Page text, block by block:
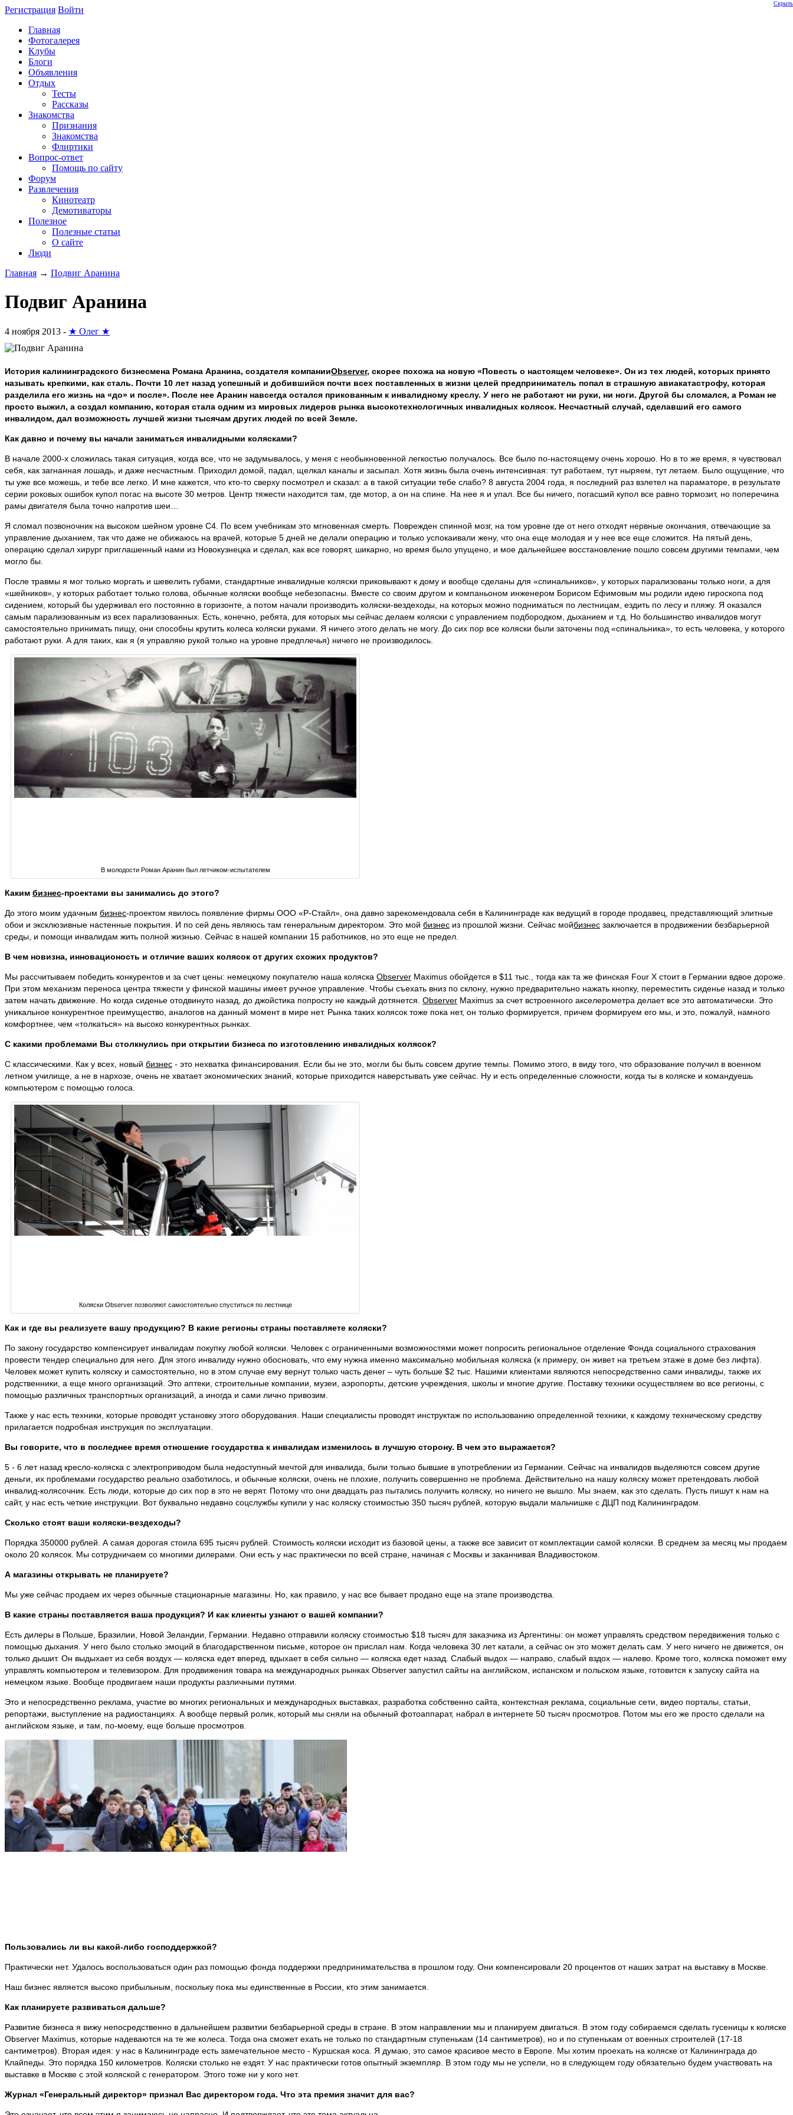
Регистрация Войти
Главная
Фотогалерея
Клубы
Блоги
Объявления
Отдых
Тесты
Рассказы
Знакомства
Признания
Знакомства
Флиртики
Вопрос-ответ
Помощь по сайту
Форум
Развлечения
Кинотеатр
Демотиваторы
Полезное
Полезные статьи
О сайте
Люди
Главная → Подвиг Аранина
Подвиг Аранина
4 ноября 2013 - ★ Олег ★
История калининградского бизнесмена Романа Аранина, создателя компанииObserver, скорее похожа на новую «Повесть о настоящем человеке». Он из тех людей, которых принято
называть крепкими, как сталь. Почти 10 лет назад успешный и добившийся почти всех поставленных в жизни целей предприниматель попал в страшную авиакатастрофу, которая
разделила его жизнь на «до» и после». После нее Аранин навсегда остался прикованным к инвалидному креслу. У него не работают ни руки, ни ноги. Другой бы сломался, а Роман не
просто выжил, а создал компанию, которая стала одним из мировых лидеров рынка высокотехнологичных инвалидных колясок. Несчастный случай, сделавший его самого
инвалидом, дал возможность лучшей жизни тысячам других людей по всей Земле.
Как давно и почему вы начали заниматься инвалидными колясками?
В начале 2000-х сложилась такая ситуация, когда все, что не задумывалось, у меня с необыкновенной легкостью получалось. Все было по-настоящему очень хорошо. Но в то же время, я чувствовал
себя, как загнанная лошадь, и даже несчастным. Приходил домой, падал, щелкал каналы и засыпал. Хотя жизнь была очень интенсивная: тут работаем, тут ныряем, тут летаем. Было ощущение, что
ты уже все можешь, и тебе все легко. И мне кажется, что кто-то сверху посмотрел и сказал: а в такой ситуации тебе слабо? 8 августа 2004 года, я последний раз взлетел на параматоре, в результате
серии роковых ошибок купол погас на высоте 30 метров. Центр тяжести находится там, где мотор, а он на спине. На нее я и упал. Все бы ничего, погасший купол все равно тормозит, но поперечина
рамы двигателя была точно напротив шеи…
Я сломал позвоночник на высоком шейном уровне C4. По всем учебникам это мгновенная смерть. Поврежден спинной мозг, на том уровне где от него отходят нервные окончания, отвечающие за
управление дыханием, так что даже не обижаюсь на врачей, которые 5 дней не делали операцию и только успокаивали жену, что она еще молодая и у нее все еще сложится. На пятый день,
операцию сделал хирург приглашенный нами из Новокузнецка и сделал, как все говорят, шикарно, но время было упущено, и мое дальнейшее восстановление пошло совсем другими темпами, чем
могло бы.
После травмы я мог только моргать и шевелить губами, стандартные инвалидные коляски приковывают к дому и вообще сделаны для «спинальников», у которых парализованы только ноги, а для
«шейников», у которых работает только голова, обычные коляски вообще небезопасны. Вместе со своим другом и компаньоном инженером Борисом Ефимовым мы родили идею гироскопа под
сидением, который бы удерживал его постоянно в горизонте, а потом начали производить коляски-вездеходы, на которых можно подниматься по лестницам, ездить по лесу и пляжу. Я оказался
самым парализованным из всех парализованных. Есть, конечно, ребята, для которых мы сейчас делаем коляски с управлением подбородком, дыханием и т.д. Но большинство инвалидов могут
самостоятельно принимать пищу, они способны крутить колеса коляски руками. Я ничего этого делать не могу. До сих пор все коляски были заточены под «спинальника», то есть человека, у которого
работают руки. А для таких, как я (я управляю рукой только на уровне предплечья) ничего не производилось.
В молодости Роман Аранин был летчиком-испытателем
Каким бизнес-проектами вы занимались до этого?
До этого моим удачным бизнес-проектом явилось появление фирмы ООО «Р-Стайл», она давно зарекомендовала себя в Калининграде как ведущий в городе продавец, представляющий элитные
обои и эксклюзивные настенные покрытия. И по сей день являюсь там генеральным директором. Это мой бизнес из прошлой жизни. Сейчас мойбизнес заключается в продвижении безбарьерной
среды, и помощи инвалидам жить полной жизнью. Сейчас в нашей компании 15 работников, но это еще не предел.
В чем новизна, инновационость и отличие ваших колясок от других схожих продуктов?
Мы рассчитываем победить конкурентов и за счет цены: немецкому покупателю наша коляска Observer Maximus обойдется в $11 тыс., тогда как та же финская Four X стоит в Германии вдвое дороже.
При этом механизм переноса центра тяжести у финской машины имеет ручное управление. Чтобы съехать вниз по склону, нужно предварительно нажать кнопку, переместить сиденье назад и только
затем начать движение. Но когда сиденье отодвинуто назад, до джойстика попросту не каждый дотянется. Observer Maximus за счет встроенного акселерометра делает все это автоматически. Это
уникальнoe конкурентное преимущество, аналогов на данный момент в мире нет. Рынка таких колясок тоже пока нет, он только формируется, причем формируем его мы, и это, пожалуй, намного
комфортнее, чем «толкаться» на высоко конкурентных рынках.
С какими проблемами Вы столкнулись при открытии бизнеса по изготовлению инвалидных колясок?
С классическими. Как у всех, новый бизнес - это нехватка финансирования. Если бы не это, могли бы быть совсем другие темпы. Помимо этого, в виду того, что образование получил в военном
летном училище, а не в нархозе, очень не хватает экономических знаний, которые приходится наверстывать уже сейчас. Ну и есть определенные сложности, когда ты в коляске и командуешь
компьютером с помощью голоса.
Коляски Observer позволяют самостоятельно спуститься по лестнице
Как и где вы реализуете вашу продукцию? В какие регионы страны поставляете коляски?
По закону государство компенсирует инвалидам покупку любой коляски. Человек с ограниченными возможностями может попросить региональное отделение Фонда социального страхования
провести тендер специально для него. Для этого инвалиду нужно обосновать, что ему нужна именно максимально мобильная коляска (к примеру, он живет на третьем этаже в доме без лифта).
Человек может купить коляску и самостоятельно, но в этом случае ему вернут только часть денег – чуть больше $2 тыс. Нашими клиентами являются непосредственно сами инвалиды, также их
родственники, а еще много организаций. Это аптеки, строительные компании, музеи, аэропорты, детские учреждения, школы и многие другие. Поставку техники осуществляем во все регионы, с
помощью различных транспортных организаций, а иногда и сами лично привозим.
Также у нас есть техники, которые проводят установку этого оборудования. Наши специалисты проводят инструктаж по использованию определенной техники, к каждому техническому средству
прилагается подробная инструкция по эксплуатации.
Вы говорите, что в последнее время отношение государства к инвалидам изменилось в лучшую сторону. В чем это выражается?
5 - 6 лет назад кресло-коляска с электроприводом была недоступный мечтой для инвалида, были только бывшие в употреблении из Германии. Сейчас на инвалидов выделяются совсем другие
деньги, их проблемами государство реально озаботилось, и обычные коляски, очень не плохие, получить совершенно не проблема. Действительно на нашу коляску может претендовать любой
инвалид-колясочник. Есть люди, которые до сих пор в это не верят. Потому что они двадцать раз пытались получить коляску, но ничего не вышло. Мы знаем, как это сделать. Пусть пишут к нам на
сайт, у нас есть четкие инструкции. Вот буквально недавно соцслужбы купили у нас коляску стоимостью 350 тысяч рублей, которую выдали мальчишке с ДЦП под Калининградом.
Сколько стоят ваши коляски-вездеходы?
Порядка 350000 рублей. А самая дорогая стоила 695 тысяч рублей. Стоимость коляски исходит из базовой цены, а также все зависит от комплектации самой коляски. В среднем за месяц мы продаем
около 20 колясок. Мы сотрудничаем со многими дилерами. Они есть у нас практически по всей стране, начиная с Москвы и заканчивая Владивостоком.
А магазины открывать не планируете?
Мы уже сейчас продаем их через обычные стационарные магазины. Но, как правило, у нас все бывает продано еще на этапе производства.
В какие страны поставляется ваша продукция? И как клиенты узнают о вашей компании?
Есть дилеры в Польше, Бразилии, Новой Зеландии, Германии. Недавно отправили коляску стоимостью $18 тысяч для заказчика из Аргентины: он может управлять средством передвижения только с
помощью дыхания. У него было столько эмоций в благодарственном письме, которое он прислал нам. Когда человека 30 лет катали, а сейчас он это может делать сам. У него ничего не движется, он
только дышит. Он выдыхает из себя воздух — коляска едет вперед, вдыхает в себя сильно — коляска едет назад. Слабый выдох — направо, слабый вздох — налево. Кроме того, коляска поможет ему
управлять компьютером и телевизором. Для продвижения товара на международных рынках Observer запустил сайты на английском, испанском и польском языке, готовится к запуску сайта на
немецком языке. Вообще продвигаем наши продукты различными путями.
Это и непосредственно реклама, участие во многих региональных и международных выставках, разработка собственно сайта, контекстная реклама, социальные сети, видео порталы, статьи,
репортажи, выступление на радиостанциях. А вообще первый ролик, который мы сняли на обычный фотоаппарат, набрал в интернете 50 тысяч просмотров. Потом мы его же просто сделали на
английском языке, и там, по-моему, еще больше просмотров.
Пользовались ли вы какой-либо господдержкой?
Практически нет. Удалось воспользоваться один раз помощью фонда поддержки предпринимательства в прошлом году. Они компенсировали 20 процентов от наших затрат на выставку в Москве.
Наш бизнес является высоко прибыльным, поскольку пока мы единственные в России, кто этим занимается.
Как планируете развиваться дальше?
Развитие бизнеса я вижу непосредственно в дальнейшем развитии безбарьерной среды в стране. В этом направлении мы и планируем двигаться. В этом году собираемся сделать гусеницы к коляске
Observer Maximus, которые надеваются на те же колеса. Тогда она сможет ехать не только по стандартным ступенькам (14 сантиметров), но и по ступенькам от военных строителей (17-18
сантиметров). Вторая идея: у нас в Калининграде есть замечательное место - Куршская коса. Я думаю, это самое красивое место в Европе. Мы хотим проехать на коляске от Калининграда до
Клайпеды. Это порядка 150 километров. Коляски столько не ездят. У нас практически готов опытный экземпляр. В этом году мы не успели, но в следующем году обязательно будем участвовать на
выставке в Москве с этой коляской с генератором. Этого тоже ни у кого нет.
Журнал «Генеральный директор» признал Вас директором года. Что эта премия значит для вас?
Скрыть